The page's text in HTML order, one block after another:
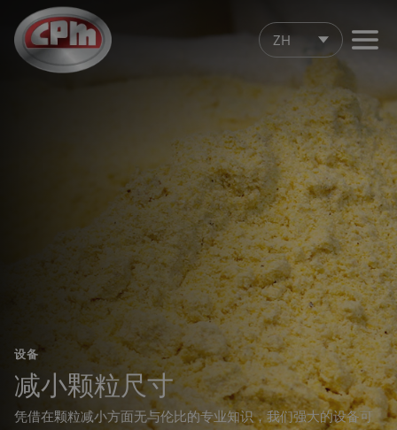
跳
至
主
ZH
设备
减小颗粒尺寸
凭借在颗粒减小方面无与伦比的专业知识，我们强大的设备可